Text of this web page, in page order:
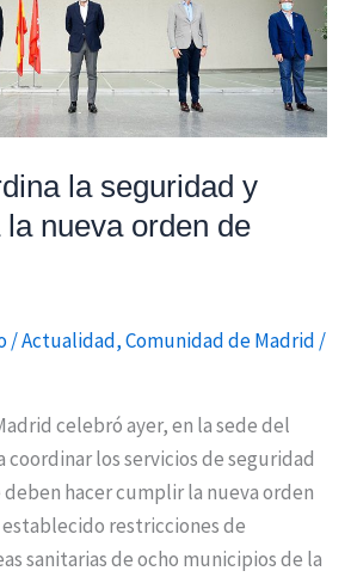
la seguridad y
nueva orden de
/Actualidad,Comunidad de Madrid /
celebró ayer, en la sede del
coordinar los servicios de seguridad
hacer cumplir la nueva orden
restricciones de
sanitarias de ocho municipios de la